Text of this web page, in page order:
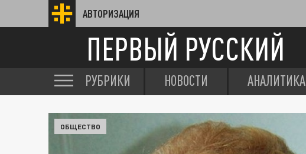
АВТОРИЗАЦИЯ
ПЕРВЫЙ РУССКИЙ
РУБРИКИ НОВОСТИ АНАЛИТИКА
ОБЩЕСТВО